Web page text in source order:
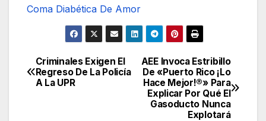
Coma Diabética De Amor
Navegación
de
AEE Invoca Estribillo
De «Puerto Rico ¡Lo
Hace Mejor!®» Para
Explicar Por Qué El
Gasoducto Nunca
Explotará
Criminales Exigen El
Regreso De La Policía
A La UPR